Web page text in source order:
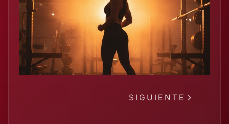
SIGUIENTE